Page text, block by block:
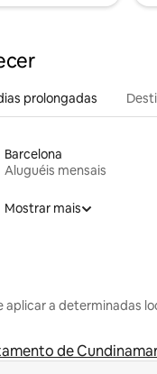
prolongadas
Barcelona
Aluguéis mensais
Mostrar mais
aplicar a determinadas
de